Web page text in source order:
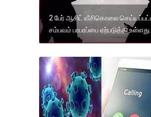
2 பேர் ஆசிட் வீசிகொலை செய்யப்பட்ட
சம்பவம் பரபரப்பை ஏற்படுத்தி உள்ளது.